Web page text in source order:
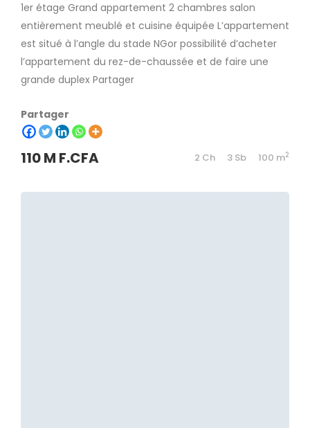
1er étage Grand appartement 2 chambres salon
entièrement meublé et cuisine équipée L’appartement
est situé à l’angle du stade NGor possibilité d’acheter
l’appartement du rez-de-chaussée et de faire une
grande duplex Partager
Partager
110 M F.CFA 2 Ch 3 Sb 100 m2